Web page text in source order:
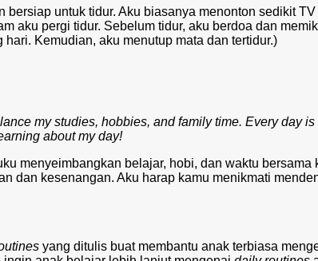
bersiap untuk tidur. Aku biasanya menonton sedikit TV
aku pergi tidur. Sebelum tidur, aku berdoa dan
Kemudian, aku menutup mata dan tertidur.)
my studies, hobbies, and family time. Every day
about my day!
menyeimbangkan belajar, hobi, dan waktu bersama
dan kesenangan. Aku harap kamu menikmati
yang ditulis buat membantu anak terbiasa